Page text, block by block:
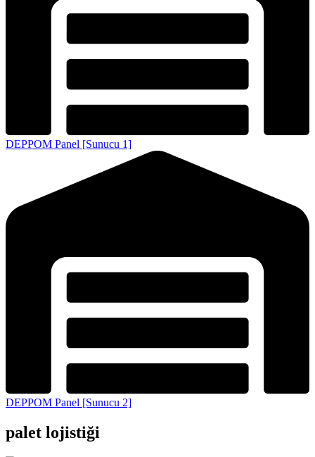
DEPPOM Panel [Sunucu 1]
DEPPOM Panel [Sunucu 2]
palet lojistiği